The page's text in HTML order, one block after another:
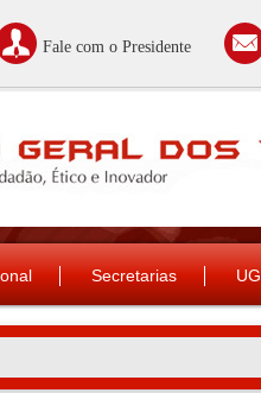
Fale com o Presidente
Secretarias